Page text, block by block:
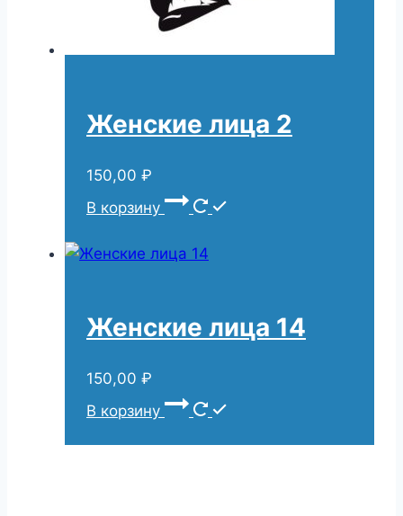
Женские лица 2
150,00 ₽
В корзину
Женские лица 14
150,00 ₽
В корзину